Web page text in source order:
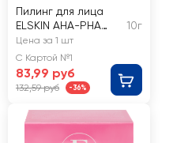
Пилинг для лица
ELSKIN AHA-PHA
Яблоко
10г
Цена за 1 шт
С Картой №1
83,99 руб
132,59 руб -36%